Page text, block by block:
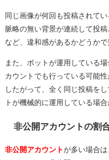
同じ画像が何回も投稿されてい
脈略の無い背景が連続して投稿
など、違和感があるかどうかで
また、ボットが運用している
カウントでも行っている可能性
したがって、全く同じ投稿を
トが機械的に運用している場合
非公開アカウントの割
非公開アカウント が多い場合は